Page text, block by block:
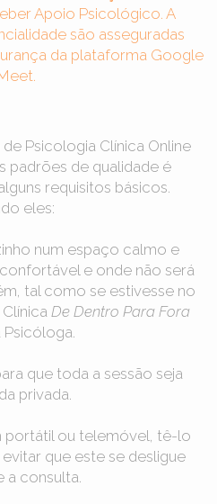
Apoio Psicológico. A
são asseguradas
da plataforma Google
Psicologia Clínica Online
padrões de qualidade é
requisitos básicos.
eles:
num espaço calmo e
e onde não será
tal como se estivesse no
De Dentro Para Fora
que toda a sessão seja
privada.
portátil ou telemóvel, tê-lo
que este se desligue
a consulta.